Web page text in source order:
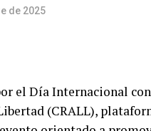
de 2025
el Día Internacional
(CRALL),